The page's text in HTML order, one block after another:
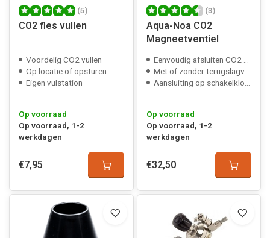
(5)
CO2 fles vullen
Voordelig CO2 vullen
Op locatie of opsturen
Eigen vulstation
Op voorraad
Op voorraad, 1-2
werkdagen
€7,95
(3)
Aqua-Noa CO2
Magneetventiel
Eenvoudig afsluiten CO2 toevoer
Met of zonder terugslagventiel
Aansluiting op schakelklok of pH controller
Op voorraad
Op voorraad, 1-2
werkdagen
€32,50